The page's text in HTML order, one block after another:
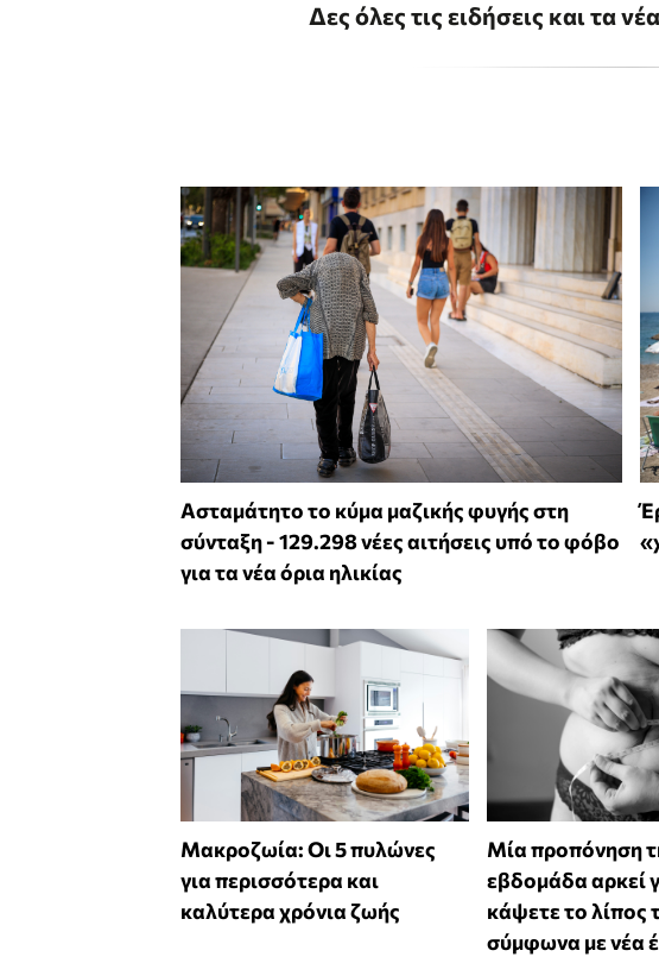
Δες όλες τις ειδήσεις και τα
Ασταμάτητο το κύμα μαζικής φυγής στη
σύνταξη - 129.298 νέες αιτήσεις υπό το φόβο
για τα νέα όρια ηλικίας
Mακροζωία: Οι 5 πυλώνες
για περισσότερα και
καλύτερα χρόνια ζωής
Μία προπόνηση
εβδομάδα αρκεί
κάψετε το λίπος
σύμφωνα με νέα